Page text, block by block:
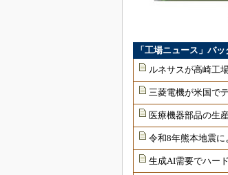
「工場ニュース」バ
ルネサスが高崎工
三菱電機が米国で
医療機器部品の生
令和8年熊本地震
生成AI需要でハー